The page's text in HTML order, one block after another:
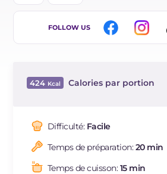
IT
ES
NL
FOLLOW US
424 Calories par portion
Dont sucres
Protéine
Graisses
Difficulté: Facile
Temps de préparation:20 min
Temps de cuisson:15 min